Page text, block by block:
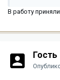
В работу приняли.
Гость